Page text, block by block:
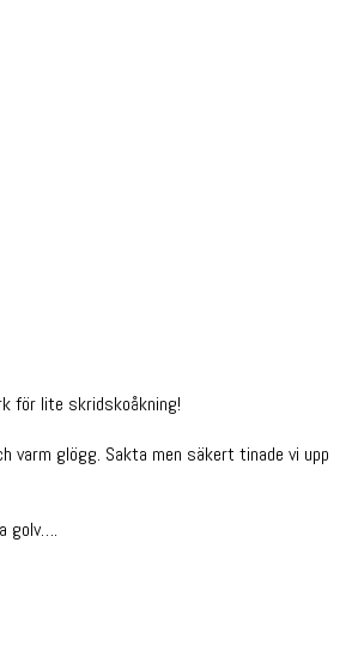
för lite skridskoåkning!
varm glögg. Sakta men säkert tinade vi upp
golv….